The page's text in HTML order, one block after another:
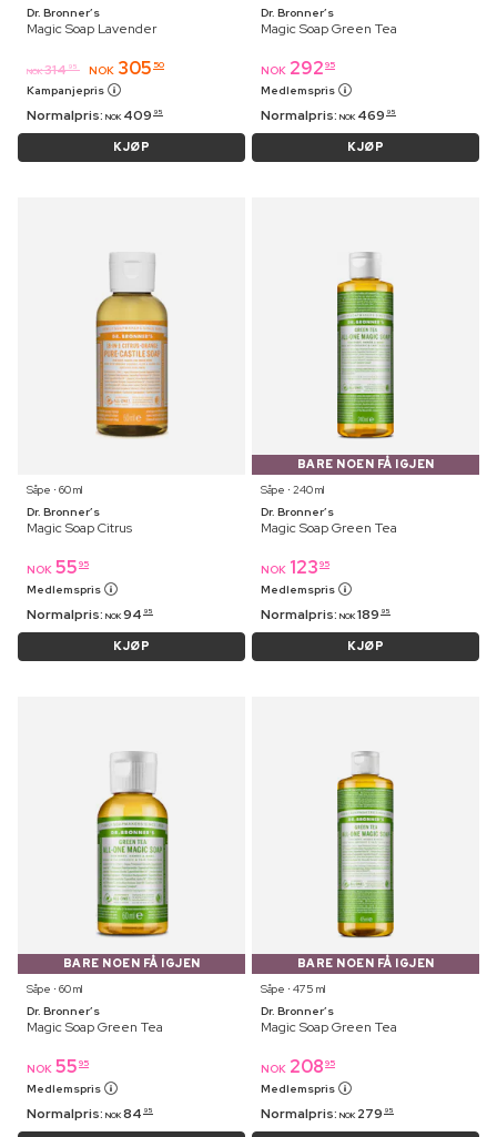
Dr. Bronner’s
Magic Soap Lavender
NOK 314 95 NOK 305 50
Kampanjepris
Normalpris: NOK 409 95
KJØP
Dr. Bronner’s
Magic Soap Green Tea
NOK 292 95
Medlemspris
Normalpris: NOK 469 95
KJØP
Såpe ⋅ 60 ml
Dr. Bronner’s
Magic Soap Citrus
NOK 55 95
Medlemspris
Normalpris: NOK 94 95
KJØP
BARE NOEN FÅ IGJEN
Såpe ⋅ 240 ml
Dr. Bronner’s
Magic Soap Green Tea
NOK 123 95
Medlemspris
Normalpris: NOK 189 95
KJØP
BARE NOEN FÅ IGJEN
Såpe ⋅ 60 ml
Dr. Bronner’s
Magic Soap Green Tea
NOK 55 95
Medlemspris
Normalpris: NOK 84 95
BARE NOEN FÅ IGJEN
Såpe ⋅ 475 ml
Dr. Bronner’s
Magic Soap Green Tea
NOK 208 95
Medlemspris
Normalpris: NOK 279 95